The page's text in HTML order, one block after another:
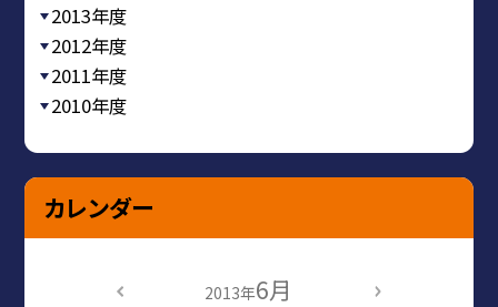
2013年度
2012年度
2011年度
2010年度
カレンダー
2013年6月